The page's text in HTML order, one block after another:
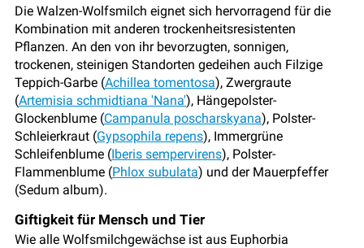
Die Walzen-Wolfsmilch eignet sich hervorragend für die
Kombination mit anderen trockenheitsresistenten
Pflanzen. An den von ihr bevorzugten, sonnigen,
trockenen, steinigen Standorten gedeihen auch Filzige
Teppich-Garbe (Achillea tomentosa), Zwergraute
(Artemisia schmidtiana 'Nana'), Hängepolster-
Glockenblume (Campanula poscharskyana), Polster-
Schleierkraut (Gypsophila repens), Immergrüne
Schleifenblume (Iberis sempervirens), Polster-
Flammenblume (Phlox subulata) und der Mauerpfeffer
(Sedum album).
Giftigkeit für Mensch und Tier
Wie alle Wolfsmilchgewächse ist aus Euphorbia